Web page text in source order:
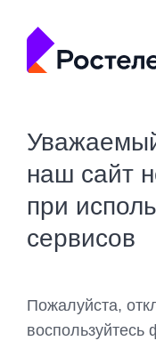
наш сайт
при
сервисов
Пожалуйста,